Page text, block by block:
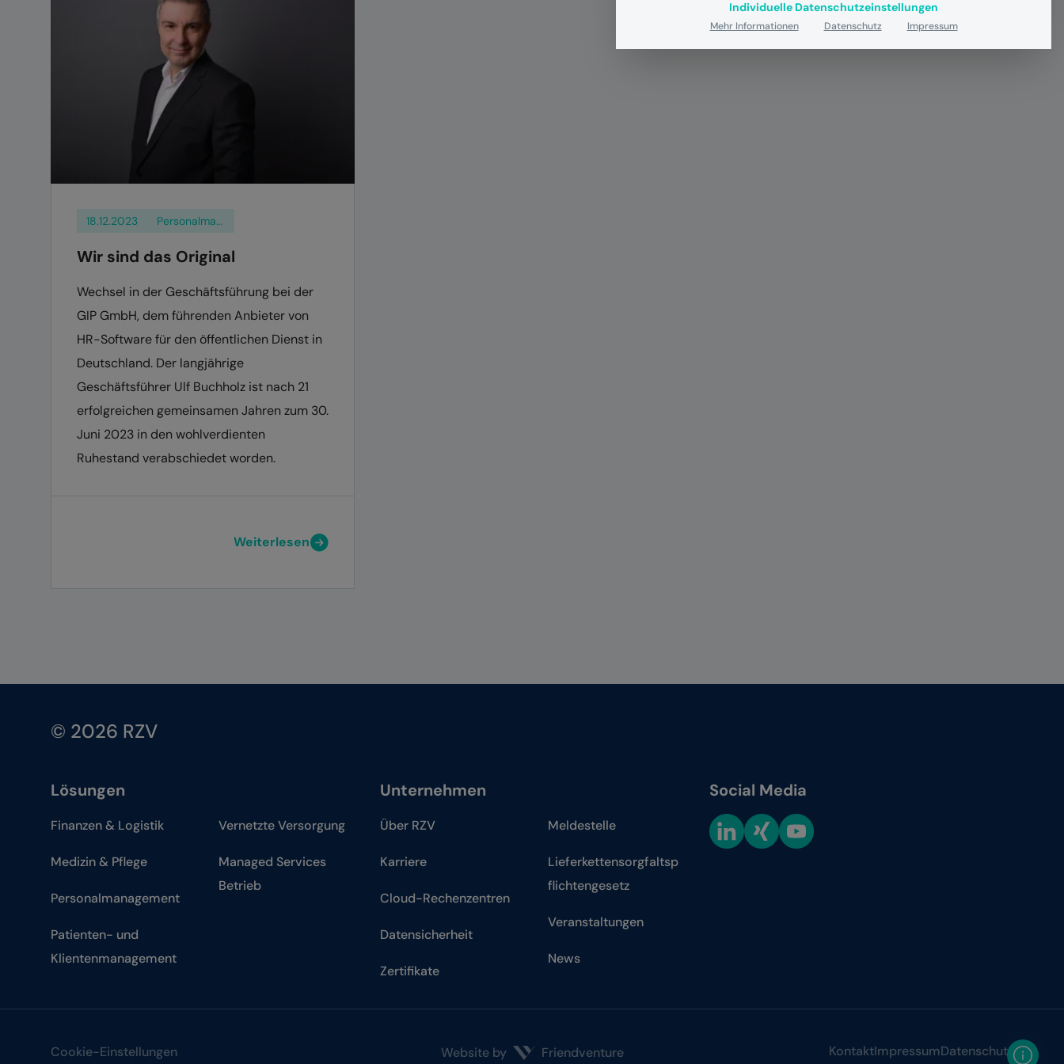
18.12.2023 Personalmanagement
Wir sind das Original
Wechsel in der Geschäftsführung bei der
GIP GmbH, dem führenden Anbieter von
HR-Software für den öffentlichen Dienst in
Deutschland. Der langjährige
Geschäftsführer Ulf Buchholz ist nach 21
erfolgreichen gemeinsamen Jahren zum 30.
Juni 2023 in den wohlverdienten
Ruhestand verabschiedet worden.
Weiterlesen
© 2026 RZV
Lösungen
Finanzen & Logistik
Medizin & Pflege
Personalmanagement
Patienten- und
Klientenmanagement
Vernetzte Versorgung
Managed Services
Betrieb
Unternehmen
Über RZV
Karriere
Cloud-Rechenzentren
Datensicherheit
Zertifikate
Meldestelle
Lieferkettensorgfaltsp
flichtengesetz
Veranstaltungen
News
Social Media
Cookie-Einstellungen Website by Friendventure KontaktImpressumDatenschutz
Individuelle Datenschutzeinstellungen
Mehr Informationen Datenschutz Impressum